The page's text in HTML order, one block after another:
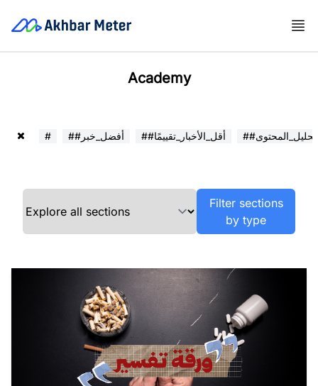
Academy
# ##أفضل_خبر ##أقل_الأخبار_تقييمًا ##تحليل_المحتوى
Filter sections
by type